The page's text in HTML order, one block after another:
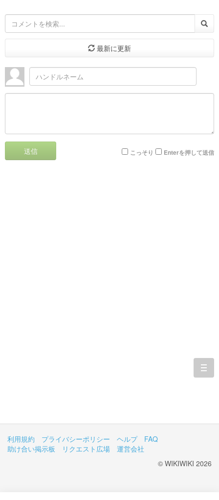
最新に更新
送信 こっそり Enterを押して送信
利用規約 プライバシーポリシー ヘルプ
FAQ
助け合い掲示板
リクエスト広場
運営会社
© WIKIWIKI 2026